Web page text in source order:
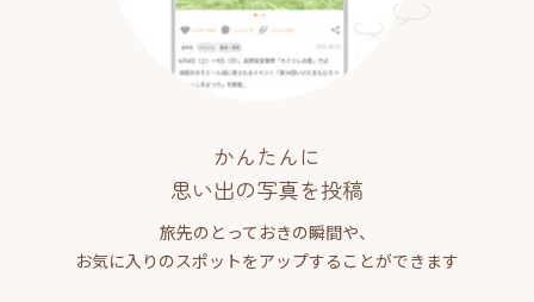
かんたんに
思い出の写真を投稿
旅先のとっておきの瞬間や、
お気に入りのスポットをアップすることができます